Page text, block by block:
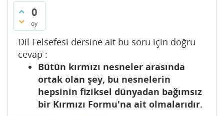
0
oy
Dil Felsefesi dersine ait bu soru için doğru
cevap :
Bütün kırmızı nesneler arasında
ortak olan şey, bu nesnelerin
hepsinin fiziksel dünyadan bağımsız
bir Kırmızı Formu'na ait olmalarıdır.